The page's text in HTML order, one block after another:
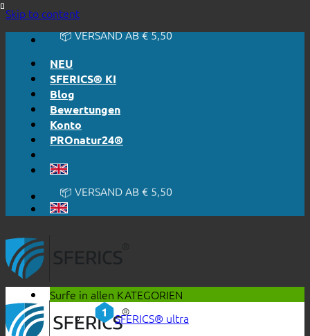
Skip to content🔆 EHRLICH. TRANSPARENT.
📦 VERSAND AB € 5,50
NEU
SFERICS® KI
Blog
Bewertungen
Konto
PROnatur24®
🔆 EINFACH. FUNKTIONIERT.
🔆 EHRLICH. TRANSPARENT.
📦 VERSAND AB € 5,50
🔖 KAUF AUF RECHNUNG
Surfe in allen KATEGORIEN
SFERICS® ultra